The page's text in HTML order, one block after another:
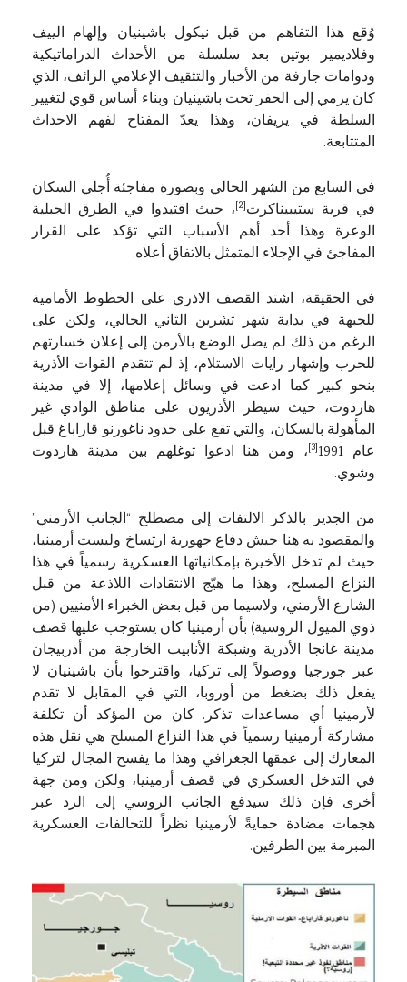
وُقع هذا التفاهم من قبل نيكول باشينيان وإلهام الييف
وفلاديمير بوتين بعد سلسلة من الأحداث الدراماتيكية
ودوامات جارفة من الأخبار والتثقيف الإعلامي الزائف، الذي
كان يرمي إلى الحفر تحت باشينيان وبناء أساس قوي لتغيير
السلطة في يريفان، وهذا يعدّ المفتاح لفهم الاحداث
المتتابعة.
في السابع من الشهر الحالي وبصورة مفاجئة أُجلي السكان
في قرية ستيبيناكرت[2]
، حيث اقتيدوا في الطرق الجبلية
الوعرة وهذا أحد أهم الأسباب التي تؤكد على القرار
المفاجئ في الإجلاء المتمثل بالاتفاق أعلاه.
في الحقيقة، اشتد القصف الاذري على الخطوط الأمامية
للجبهة في بداية شهر تشرين الثاني الحالي، ولكن على
الرغم من ذلك لم يصل الوضع بالأرمن إلى إعلان خسارتهم
للحرب وإشهار رايات الاستلام، إذ لم تتقدم القوات الأذرية
بنحو كبير كما ادعت في وسائل إعلامها، إلا في مدينة
هاردوت، حيث سيطر الأذريون على مناطق الوادي غير
المأهولة بالسكان، والتي تقع على حدود ناغورنو قاراباغ قبل
عام 1991
[3] ، ومن هنا ادعوا توغلهم بين مدينة هاردوت
وشوي.
من الجدير بالذكر الالتفات إلى مصطلح “الجانب الأرمني”
والمقصود به هنا جيش دفاع جهورية ارتساخ وليست أرمينيا،
حيث لم تدخل الأخيرة بإمكانياتها العسكرية رسمياً في هذا
النزاع المسلح، وهذا ما هيّج الانتقادات اللاذعة من قبل
الشارع الأرمني، ولاسيما من قبل بعض الخبراء الأمنيين (من
ذوي الميول الروسية) بأن أرمينيا كان يستوجب عليها قصف
مدينة غانجا الأذرية وشبكة الأنابيب الخارجة من أذربيجان
عبر جورجيا ووصولاً إلى تركيا، واقترحوا بأن باشينيان لا
يفعل ذلك بضغط من أوروبا، التي في المقابل لا تقدم
لأرمينيا أي مساعدات تذكر. كان من المؤكد أن تكلفة
مشاركة أرمينيا رسمياً في هذا النزاع المسلح هي نقل هذه
المعارك إلى عمقها الجغرافي وهذا ما يفسح المجال لتركيا
في التدخل العسكري في قصف أرمينيا، ولكن ومن جهة
أخرى فإن ذلك سيدفع الجانب الروسي إلى الرد عبر
هجمات مضادة حمايةً لأرمينيا نظراً للتحالفات العسكرية
المبرمة بين الطرفين.